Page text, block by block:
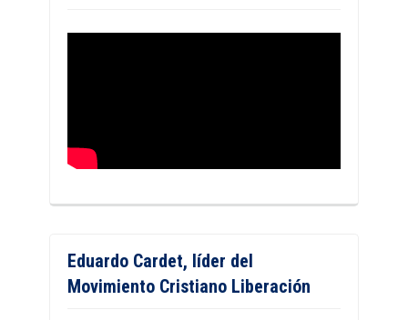
Eduardo Cardet, líder del
Movimiento Cristiano Liberación